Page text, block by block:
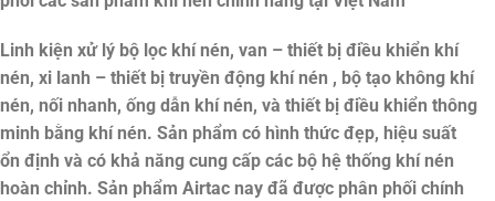
Linh kiện xử lý bộ lọc khí nén, van – thiết bị điều khiển khí
nén, xi lanh – thiết bị truyền động khí nén , bộ tạo không khí
nén, nối nhanh, ống dẫn khí nén, và thiết bị điều khiển thông
minh bằng khí nén. Sản phẩm có hình thức đẹp, hiệu suất
ổn định và có khả năng cung cấp các bộ hệ thống khí nén
hoàn chỉnh. Sản phẩm Airtac nay đã được phân phối chính